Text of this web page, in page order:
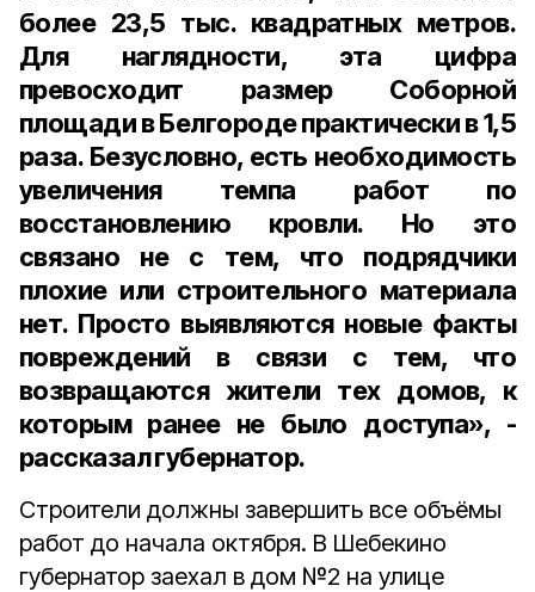
более 23,5 тыс. квадратных метров.
Для наглядности, эта цифра
превосходит размер Соборной
площади в Белгороде практически в 1,5
раза. Безусловно, есть необходимость
увеличения темпа работ по
восстановлению кровли. Но это
связано не с тем, что подрядчики
плохие или строительного материала
нет. Просто выявляются новые факты
повреждений в связи с тем, что
возвращаются жители тех домов, к
которым ранее не было доступа», -
рассказал губернатор.
Строители должны завершить все объёмы
работ до начала октября. В Шебекино
губернатор заехал в дом №2 на улице